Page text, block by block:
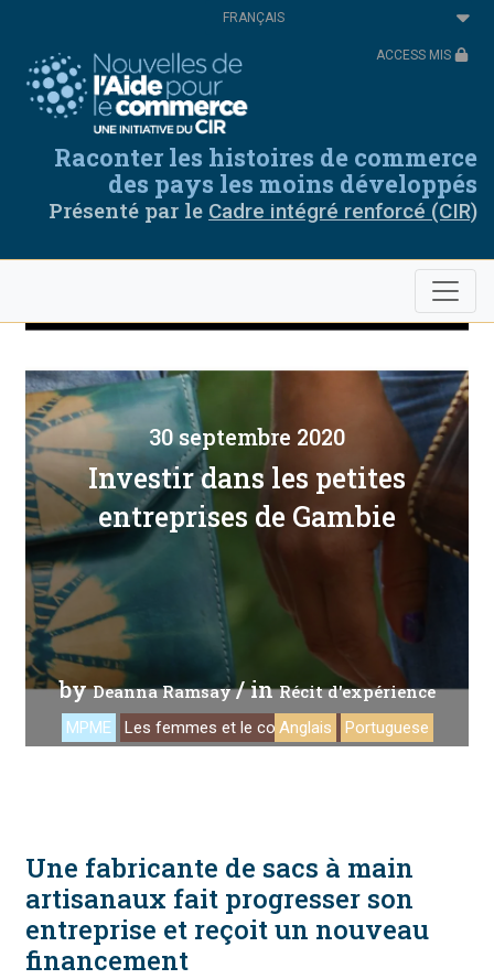
principal
Select
your
ACCESS MIS
Raconter les histoires de commerce
des pays les moins développés
Présenté par le Cadre intégré renforcé (CIR)
30 septembre 2020
Investir dans les petites
entreprises de Gambie
byDeanna Ramsay / inRécit d'expérience
MPME Les femmes et le commerce
Anglais Portuguese
Une fabricante de sacs à main
artisanaux fait progresser son
entreprise et reçoit un nouveau
financement